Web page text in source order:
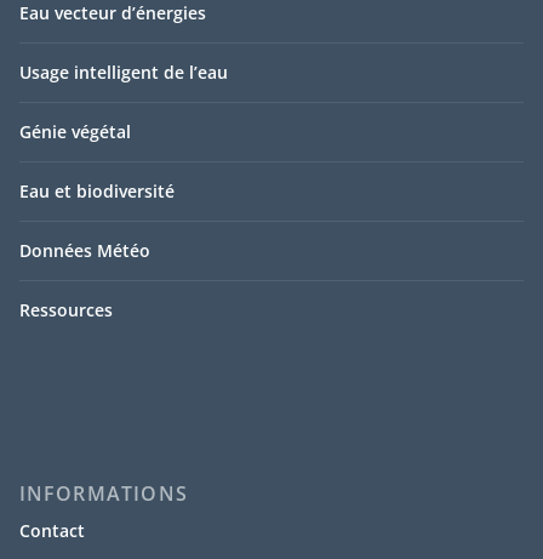
Eau vecteur d’énergies
Usage intelligent de l’eau
Génie végétal
Eau et biodiversité
Données Météo
Ressources
INFORMATIONS
Contact